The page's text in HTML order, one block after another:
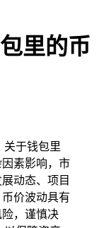
里的币
关于钱包里
素影响，市
动态、项目
价波动具有
，谨慎决